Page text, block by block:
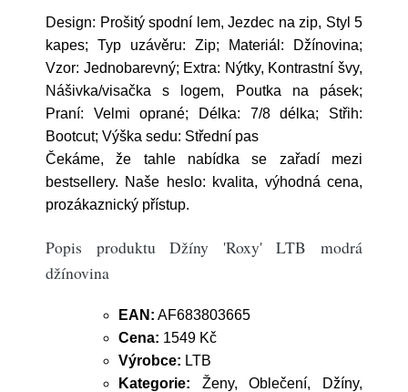
Design: Prošitý spodní lem, Jezdec na zip, Styl 5
kapes; Typ uzávěru: Zip; Materiál: Džínovina;
Vzor: Jednobarevný; Extra: Nýtky, Kontrastní švy,
Nášivka/visačka s logem, Poutka na pásek;
Praní: Velmi oprané; Délka: 7/8 délka; Střih:
Bootcut; Výška sedu: Střední pas
Čekáme, že tahle nabídka se zařadí mezi
bestsellery. Naše heslo: kvalita, výhodná cena,
prozákaznický přístup.
Popis produktu Džíny 'Roxy' LTB modrá
džínovina
EAN: AF683803665
Cena: 1549 Kč
Výrobce: LTB
Kategorie: Ženy, Oblečení, Džíny,